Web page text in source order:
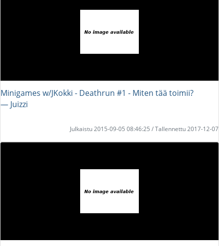
Minigames w/JKokki - Deathrun #1 - Miten tää toimii?
― Juizzi
Julkaistu 2015-09-05 08:46:25 / Tallennettu 2017-12-07